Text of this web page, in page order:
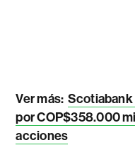
Ver más:
por COP$358.000
acciones